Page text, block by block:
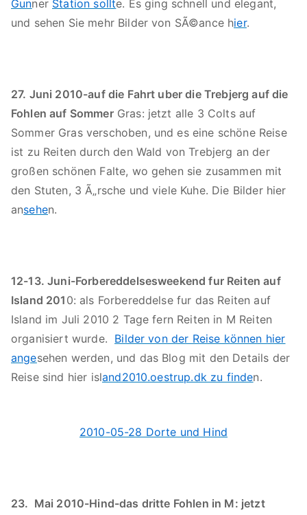
Gunner Station sollte. Es ging schnell und elegant,
und sehen Sie mehr Bilder von SÃ©ance hier.
27. Juni 2010-auf die Fahrt uber die Trebjerg auf die
Fohlen auf SommerGras: jetzt alle 3 Colts auf
Sommer Gras verschoben, und es eine schöne Reise
ist zu Reiten durch den Wald von Trebjerg an der
großen schönen Falte, wo gehen sie zusammen mit
den Stuten, 3 Ã„rsche und viele Kuhe. Die Bilder hier
ansehen.
12-13. Juni-Forbereddelsesweekend fur Reiten auf
Island 201 0: als Forbereddelse fur das Reiten auf
Island im Juli 2010 2 Tage fern Reiten in M Reiten
organisiert wurde. Bilder von der Reise können hier
angesehen werden, und das Blog mit den Details der
Reise sind hier island2010.oestrup.dk zu finden.
2010-05-28 Dorte und Hind
23. Mai 2010-Hind-das dritte Fohlen in M: jetzt